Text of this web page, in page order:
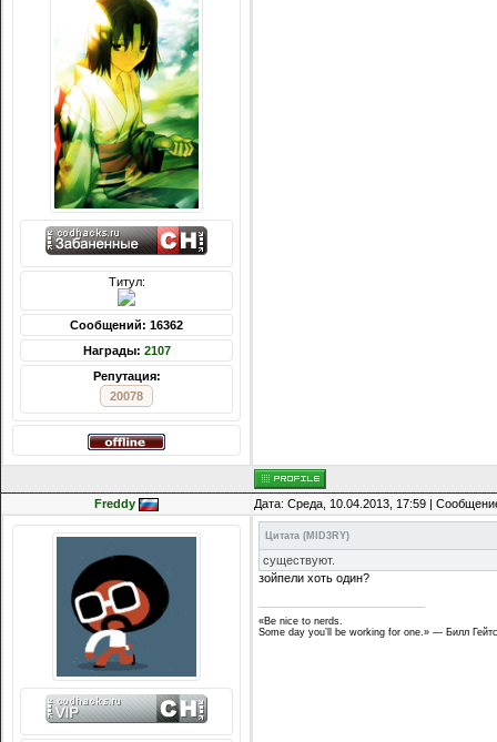
Титул:
Сообщений: 16362
Награды: 2107
Репутация:
20078
Freddy Дата: Среда, 10.04.2013, 17:59 |
Цитата (MID3RY)
существуют.
зойпели хоть один?
«Be nice to nerds.
Some day you’ll be working for one.» — Билл Гейтс